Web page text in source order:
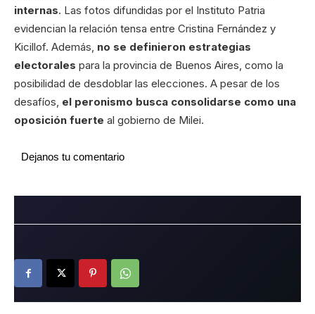
internas. Las fotos difundidas por el Instituto Patria
evidencian la relación tensa entre Cristina Fernández y
Kicillof. Además, no se definieron estrategias
electorales para la provincia de Buenos Aires, como la
posibilidad de desdoblar las elecciones. A pesar de los
desafíos, el peronismo busca consolidarse como una
oposición fuerte al gobierno de Milei.
Dejanos tu comentario